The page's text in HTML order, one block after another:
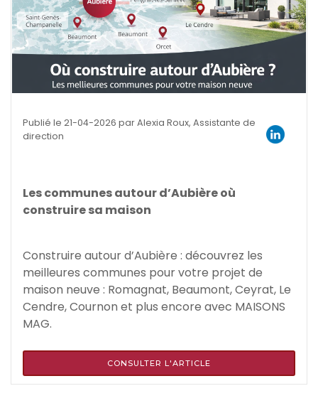
Publié le 21-04-2026 par Alexia Roux, Assistante de
direction
Les communes autour d’Aubière où
construire sa maison
Construire autour d’Aubière : découvrez les
meilleures communes pour votre projet de
maison neuve : Romagnat, Beaumont, Ceyrat, Le
Cendre, Cournon et plus encore avec MAISONS
MAG.
CONSULTER L'ARTICLE